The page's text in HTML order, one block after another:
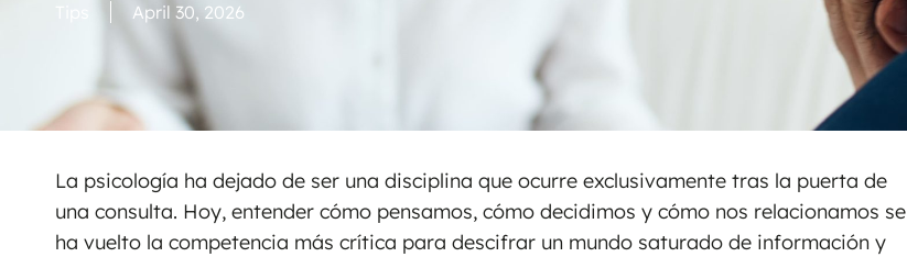
April 30, 2026
La psicología ha dejado de ser una disciplina que ocurre exclusivamente tras la puerta de
una consulta. Hoy, entender cómo pensamos, cómo decidimos y cómo nos relacionamos se
ha vuelto la competencia más crítica para descifrar un mundo saturado de información y